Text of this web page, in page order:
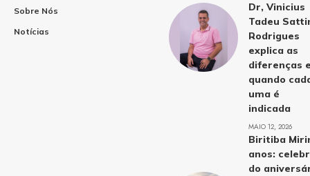
Sobre Nós
Notícias
Dr, Vinicius
Tadeu
Rodrigues
explica as
diferenças
quando
uma é
indicada
MAIO 12, 2026
Biritiba
anos:
do